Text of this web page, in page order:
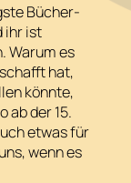
Bücher-
ihr ist
Warum es
hat,
könnte,
ab der 15.
etwas für
wenn es